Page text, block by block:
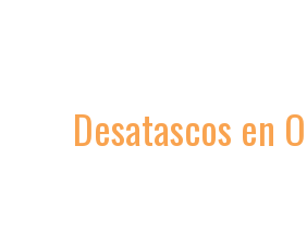
Desatascos en